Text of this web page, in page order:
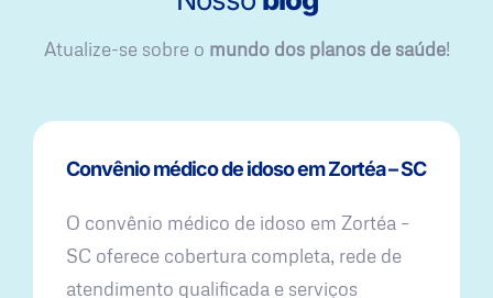
Atualize-se sobre o mundo dos planos de saúde!
Convênio médico de idoso em Zortéa – SC
O convênio médico de idoso em Zortéa –
SC oferece cobertura completa, rede de
atendimento qualificada e serviços